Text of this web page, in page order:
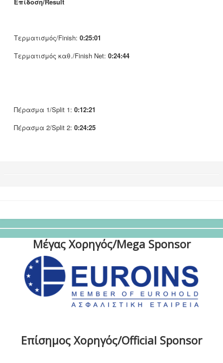
Τερματισμός/Finish: 0:25:01
Τερματισμός καθ./Finish Net: 0:24:44
Πέρασμα 1/Split 1: 0:12:21
Πέρασμα 2/Split 2: 0:24:25
Μέγας Χορηγός/Mega Sponsor
Επίσημος Χορηγός/Official Sponsor